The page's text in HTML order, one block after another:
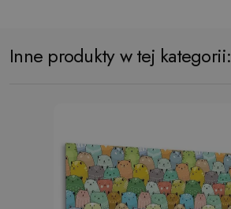
Inne produkty w tej kategorii: